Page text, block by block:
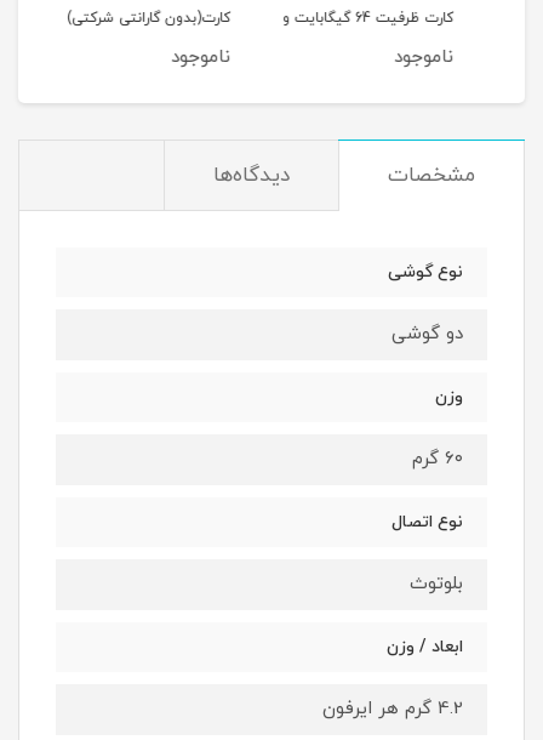
کارت ظرفیت 64 گیگابایت و
ناموجود
کارت(بدون گارانتی شرکتی)
ناموجود
مشخصات دیدگاه‌ها
نوع گوشی
دو گوشی
وزن
۶۰ گرم
نوع اتصال
بلوتوث
ابعاد / وزن
4.2 گرم هر ایرفون